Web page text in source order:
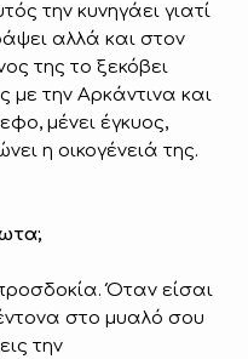
την κυνηγάει γιατί
αλλά και στον
της το ξεκόβει
με την Αρκάντινα και
μένει έγκυος,
η οικογένειά της.
Όταν είσαι
στο μυαλό σου
την